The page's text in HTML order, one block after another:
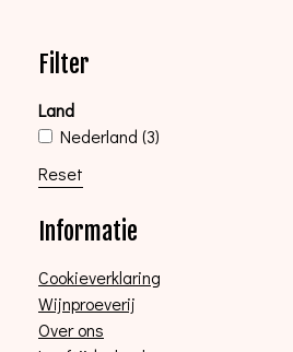
Filter
Land
Nederland (3)
Reset
Informatie
Cookieverklaring
Wijnproeverij
Over ons